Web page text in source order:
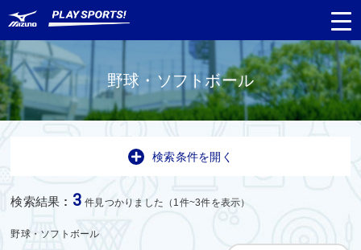
都道府県から探す
野球・ソフトボール
検索条件を開く
検索結果 : 3 件見つかりました（1件~3件を表示）
野球・ソフトボール